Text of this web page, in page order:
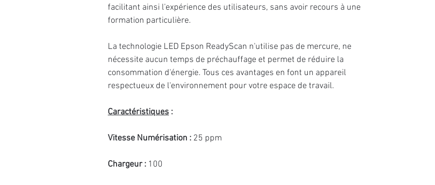
facilitant ainsi l'expérience des utilisateurs, sans avoir recours à une
formation particulière.
La technologie LED Epson ReadyScan n'utilise pas de mercure, ne
nécessite aucun temps de préchauffage et permet de réduire la
consommation d'énergie. Tous ces avantages en font un appareil
respectueux de l'environnement pour votre espace de travail.
Caractéristiques :
Vitesse Numérisation : 25 ppm
Chargeur : 100